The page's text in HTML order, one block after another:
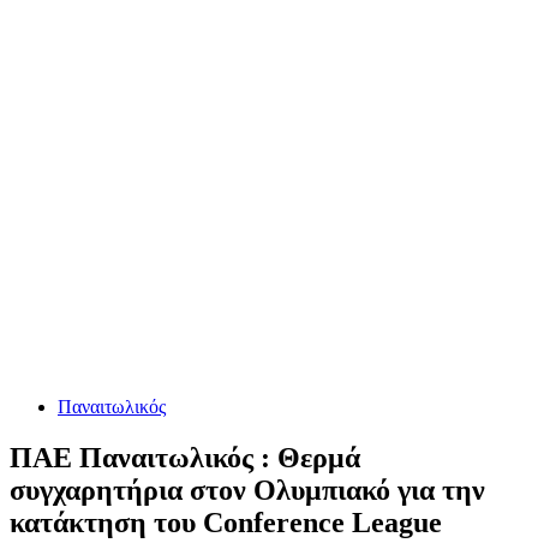
Παναιτωλικός
ΠΑΕ Παναιτωλικός : Θερμά
συγχαρητήρια στον Ολυμπιακό για την
κατάκτηση του Conference League